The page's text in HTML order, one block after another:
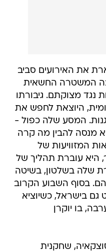
את האירועים סביב
המשטרה החשאית
נגד מצוקתם. גיבורתו
היוצאת לחפש את
המסע שלה כפול -
מנסה להבין מה קרה
המזוויעות של
היא עוברת תהליך של
שלה בשלטון, בשיטה
בסוף השבוע הקרוב
בישראל, כשיוציא
בו יוקרן
שחקנית